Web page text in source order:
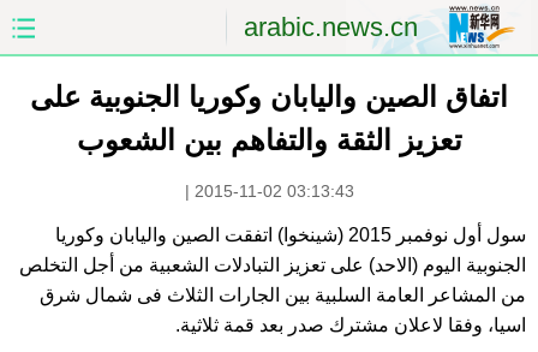
arabic.news.cn
الصين الصفحة الأولى
الشرق الأوسط العالم
الصين والعالم العربي
العلوم والصحة الثقافة والتعليم
السياحة والبيئة
اتفاق الصين واليابان وكوريا الجنوبية على
تعزيز الثقة والتفاهم بين الشعوب
| 2015-11-02 03:13:43
سول أول نوفمبر 2015 (شينخوا) اتفقت الصين واليابان وكوريا
الجنوبية اليوم (الاحد) على تعزيز التبادلات الشعبية من أجل التخلص
من المشاعر العامة السلبية بين الجارات الثلاث فى شمال شرق
اسيا، وفقا لاعلان مشترك صدر بعد قمة ثلاثية.